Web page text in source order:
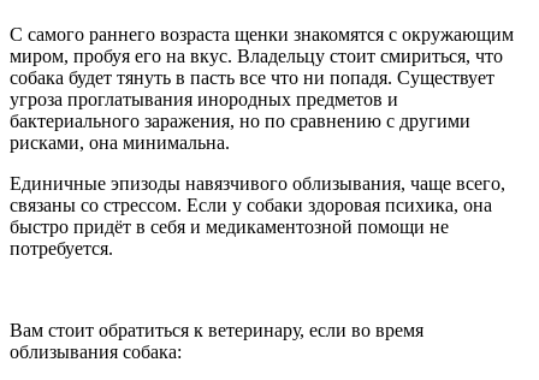
С самого раннего возраста щенки знакомятся с окружающим
миром, пробуя его на вкус. Владельцу стоит смириться, что
собака будет тянуть в пасть все что ни попадя. Существует
угроза проглатывания инородных предметов и
бактериального заражения, но по сравнению с другими
рисками, она минимальна.
Единичные эпизоды навязчивого облизывания, чаще всего,
связаны со стрессом. Если у собаки здоровая психика, она
быстро придёт в себя и медикаментозной помощи не
потребуется.
Вам стоит обратиться к ветеринару, если во время
облизывания собака: